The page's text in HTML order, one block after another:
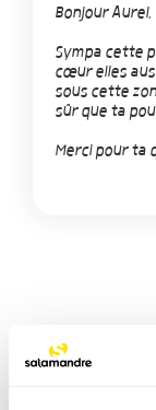
Bonjour Aurel,
Sympa cette
cœur elles
sous cette
sûr que ta
Merci pour ta